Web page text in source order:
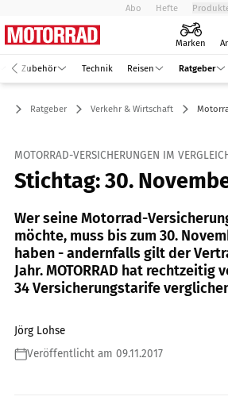
Abo Hefte
Marken
Zubehör Technik Reisen Ratgeber
Ratgeber Verkehr & Wirtschaft
MOTORRAD-VERSICHERUNGEN IM
Stichtag: 30.
Wer seine Motorrad-
möchte, muss bis zum 30.
haben - andernfalls gilt der
Jahr. MOTORRAD hat rechtzeitig
34 Versicherungstarife
Jörg Lohse
Veröffentlicht am 09.11.2017